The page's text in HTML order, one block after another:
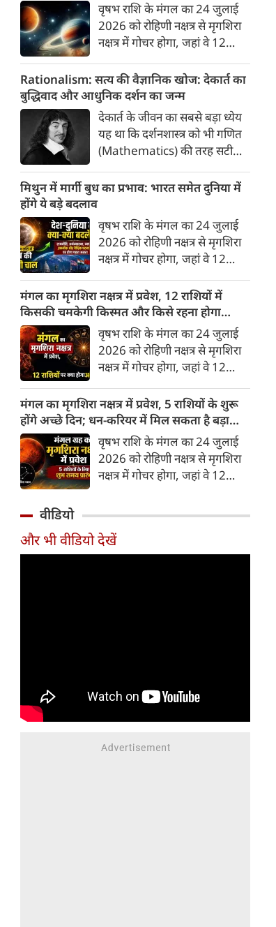
वृषभ राशि के मंगल का 24 जुलाई
2026 को रोहिणी नक्षत्र से मृगशिरा
नक्षत्र में गोचर होगा, जहां वे 12
परिवर्तन के चलते 3 राशि के लोगों
को 12 अगस्त तक रहना होगा
सावधान। चलिए जानते हैं कि किन
राशि 3 राशियों को रहना होगा
सावधान।
Rationalism: सत्य की वैज्ञानिक खोज: देकार्त का
बुद्धिवाद और आधुनिक दर्शन का जन्म
देकार्त के जीवन का सबसे बड़ा ध्येय
यह था कि दर्शनशास्त्र को भी गणित
(Mathematics) की तरह सटीक,
जाए। वे एक ऐसा सार्वभौमिक सत्य
खोजना चाहते थे, जिस पर कोई भी
प्रश्नचिह्न न लगा सके। इसी विचार ने
बुद्धिवाद (Rationalism) की नींव
रखी। आइए, देकार्त के इस अद्भुत
दार्शनिक चिंतन के 4 प्रमुख स्तंभों को
गहराई से समझते हैं।
मिथुन में मार्गी बुध का प्रभाव: भारत समेत दुनिया में
होंगे ये बड़े बदलाव
वृषभ राशि के मंगल का 24 जुलाई
2026 को रोहिणी नक्षत्र से मृगशिरा
नक्षत्र में गोचर होगा, जहां वे 12
में एक बड़ा हलचल भरा मोड़ आ चुका
है- बुध ग्रह अपनी ही प्रिय राशि मिथुन
में सीधे (मार्गी) चलने लगे हैं। अब जब
बुद्धि और संवाद का कारक ग्रह सीधी
चाल चलेगा, तो जाहिर है आपकी
सोच, बातचीत और फैसलों की रफ्तार
भी बदल जाएगी।
मंगल का मृगशिरा नक्षत्र में प्रवेश, 12 राशियों में
किसकी चमकेगी किस्मत और किसे रहना होगा
सावधान?
वृषभ राशि के मंगल का 24 जुलाई
2026 को रोहिणी नक्षत्र से मृगशिरा
नक्षत्र में गोचर होगा, जहां वे 12
परिवर्तन के चलते मेष से लेकर मीन
तक किन राशियों के लिए शुभ और
किनके लिए है अशुभ। ज्योतिष शास्त्र
में मंगल को ऊर्जा, साहस, पराक्रम
और भूमि का कारक माना गया है,
जबकि मृगशिरा नक्षत्र के स्वामी स्वयं
मंगल का यह गोचर अत्यंत
शक्तिशाली और शुभ फलदायी माना
जा रहा है।
मंगल का मृगशिरा नक्षत्र में प्रवेश, 5 राशियों के शुरू
होंगे अच्छे दिन; धन-करियर में मिल सकता है बड़ा
लाभ
वृषभ राशि के मंगल का 24 जुलाई
2026 को रोहिणी नक्षत्र से मृगशिरा
नक्षत्र में गोचर होगा, जहां वे 12
बदलाव देखने को मिलेंगे और उनके
लिए लाभ के योग बनेंगे।
वीडियो
और भी वीडियो देखें